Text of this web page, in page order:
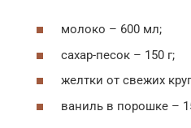
молоко – 600 мл;
сахар-песок – 150 г;
желтки от свежих
ваниль в порошке –